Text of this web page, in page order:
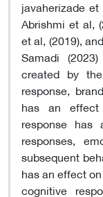
javaherizade
Abrishmi et al,
et al, (2019),
Samadi
created by
response,
has an effect
response has
responses,
subsequent
has an effect
cognitive